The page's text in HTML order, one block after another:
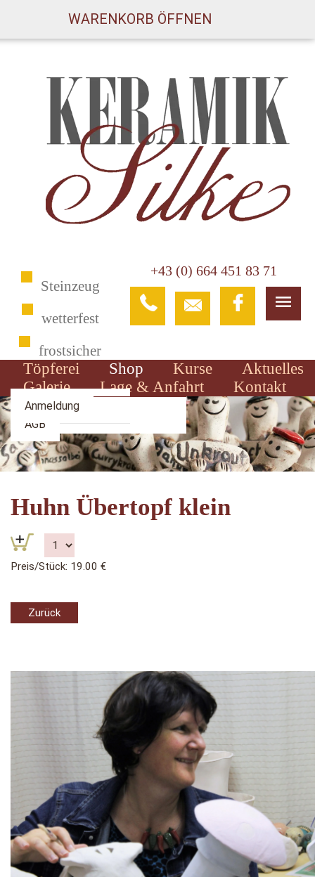
WARENKORB ÖFFNEN
Steinzeug
wetterfest
frostsicher
+43 (0) 664 451 83 71
Töpferei
Über mich
Shop
Zahlung & Versand
AGB
Kurse
Anmeldung
Aktuelles
Galerie
Lage & Anfahrt Kontakt
Huhn Übertopf klein
Preis/Stück: 19.00 €
Zurück